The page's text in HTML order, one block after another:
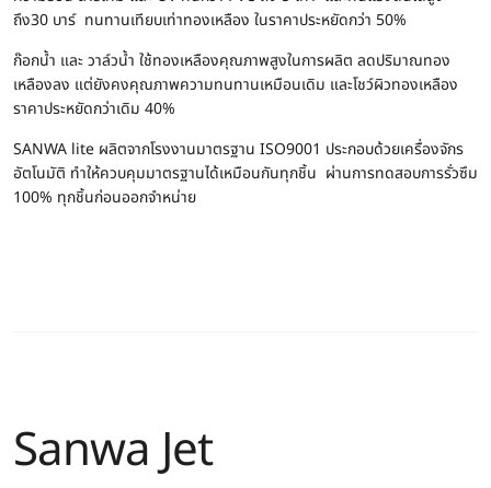
ถึง30 บาร์ ทนทานเทียบเท่าทองเหลือง ในราคาประหยัดกว่า 50%
ก๊อกน้ำ และ วาล์วน้ำ ใช้ทองเหลืองคุณภาพสูงในการผลิต ลดปริมาณทอง
เหลืองลง แต่ยังคงคุณภาพความทนทานเหมือนเดิม และโชว์ผิวทองเหลือง
ราคาประหยัดกว่าเดิม 40%
SANWA lite ผลิตจากโรงงานมาตรฐาน ISO9001 ประกอบด้วยเครื่องจักร
อัตโนมัติ ทำให้ควบคุมมาตรฐานได้เหมือนกันทุกชิ้น ผ่านการทดสอบการรั่วซึม
100% ทุกชิ้นก่อนออกจำหน่าย
Sanwa Jet